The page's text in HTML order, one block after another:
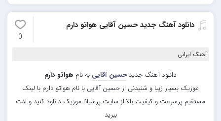
دانلود آهنگ جدید حسین آقایی هواتو دارم
0
آهنگ ایرانی
دانلود آهنگ جدیدحسین آقایی به نام هواتو دارم
موزیک بسیار زیبا و شنیدنی از حسین آقایی با نام هواتو دارم با لینک
مستقیم پرسرعت و کیفیت بالا از سایت پرشیانا موزیک دانلود کنید و لذت
ببرید